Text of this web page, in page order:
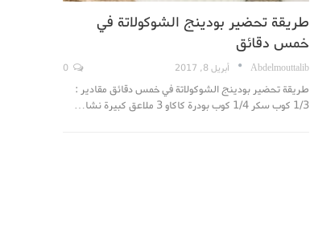
طريقة تحضير بودينج الشوكولاتة في
خمس دقائق
Abdelmouttalib أبريل 8, 2017
طريقة تحضير بودينج الشوكولاتة في خمس دقائق مقادير :
1/3 كوب سكر 1/4 كوب بودرة كاكاو 3 ملاعق كبيرة نشا…